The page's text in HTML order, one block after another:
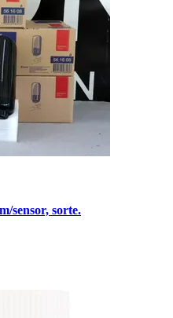
sensor, sorte.